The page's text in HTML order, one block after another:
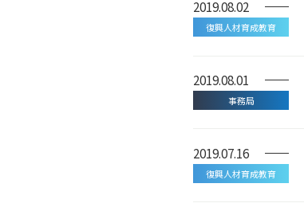
2019.08.02
復興人材育成教育
2019.08.01
事務局
2019.07.16
復興人材育成教育